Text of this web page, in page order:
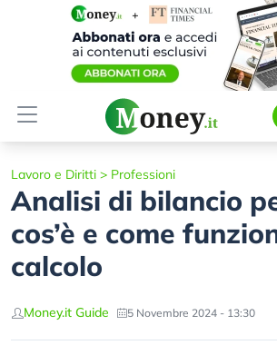
Lavoro e Diritti > Professioni
Analisi di bilancio
cos’è e come
calcolo
Money.it Guide 5 Novembre 2024 - 13:30